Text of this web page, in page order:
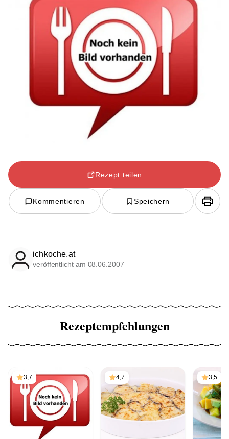
Rezept teilen
Kommentieren Speichern
ichkoche.at
veröffentlicht am 08.06.2007
Rezeptempfehlungen
3,7 4,7 3,5